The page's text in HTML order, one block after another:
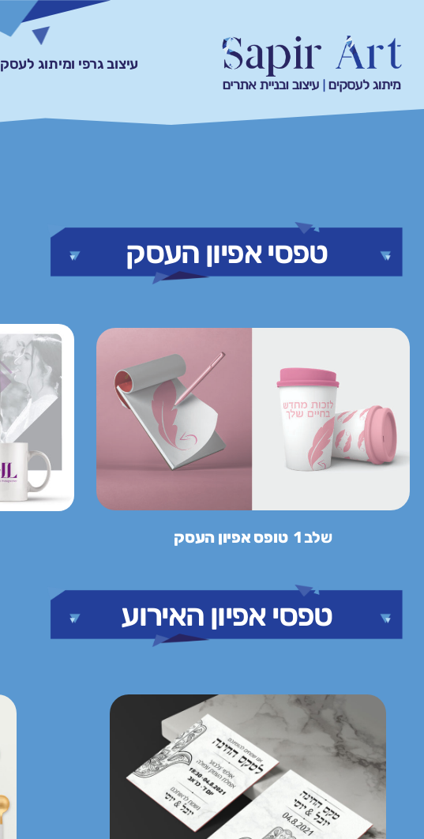
עיצוב גרפי ומיתוג לעסק
טפסי אפיון העסק
שלב 1 טופס אפיון העסק
טפסי אפיון האירוע